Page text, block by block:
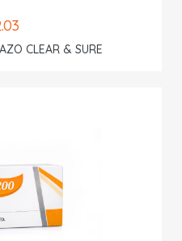
CLEAR & SURE